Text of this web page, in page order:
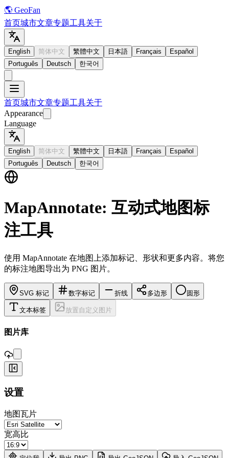
🌎 GeoFan
首页城市文章专题工具关于
English 简体中文 繁體中文 日本語 Français
Español
Português
Deutsch 한국어
首页城市文章专题工具关于
Appearance
Language
English 简体中文 繁體中文 日本語 Français
Español
Português
Deutsch 한국어
MapAnnotate: 互动式地图标
注工具
使用 MapAnnotate 在地图上添加标记、形状和更多内容。将您
的标注地图导出为 PNG 图片。
SVG 标记 数字标记 折线 多边形 圆形
文本标签 放置自定义图片
图片库
+
设置
地图瓦片
宽高比